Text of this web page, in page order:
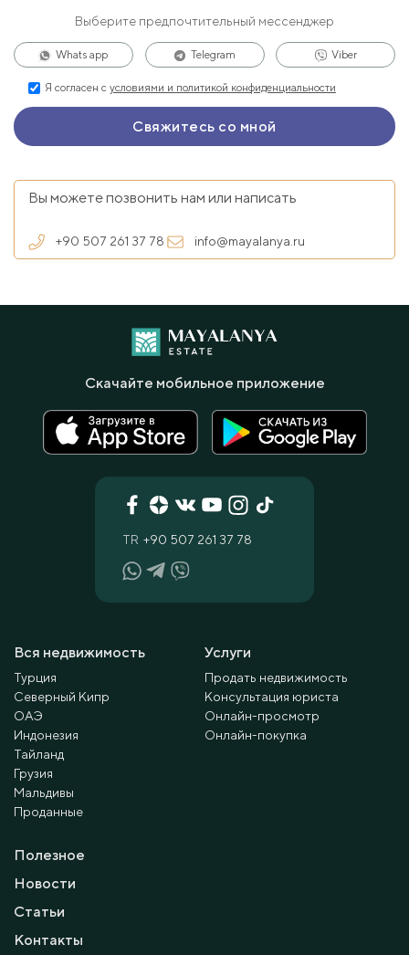
Выберите предпочтительный мессенджер
Whats app Telegram Viber
Я согласен с условиями и политикой конфиденциальности
Вы можете позвонить нам или написать
+90 507 261 37 78 info@mayalanya.ru
Вся недвижимость
Турция
Северный Кипр
ОАЭ
Индонезия
Тайланд
Грузия
Мальдивы
Проданные
Услуги
Продать недвижимость
Консультация юриста
Онлайн-просмотр
Онлайн-покупка
Полезное
Новости
Статьи
Контакты
TR +90 507 261 37 78
Скачайте мобильное приложение